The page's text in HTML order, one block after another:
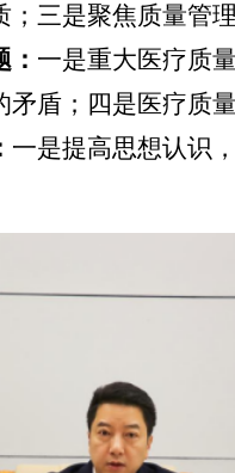
三是聚焦质量管
一是重大医疗质
盾；四是医疗质
一是提高思想认识